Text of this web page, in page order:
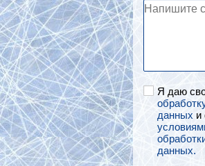
Я даю
данных и
данных.